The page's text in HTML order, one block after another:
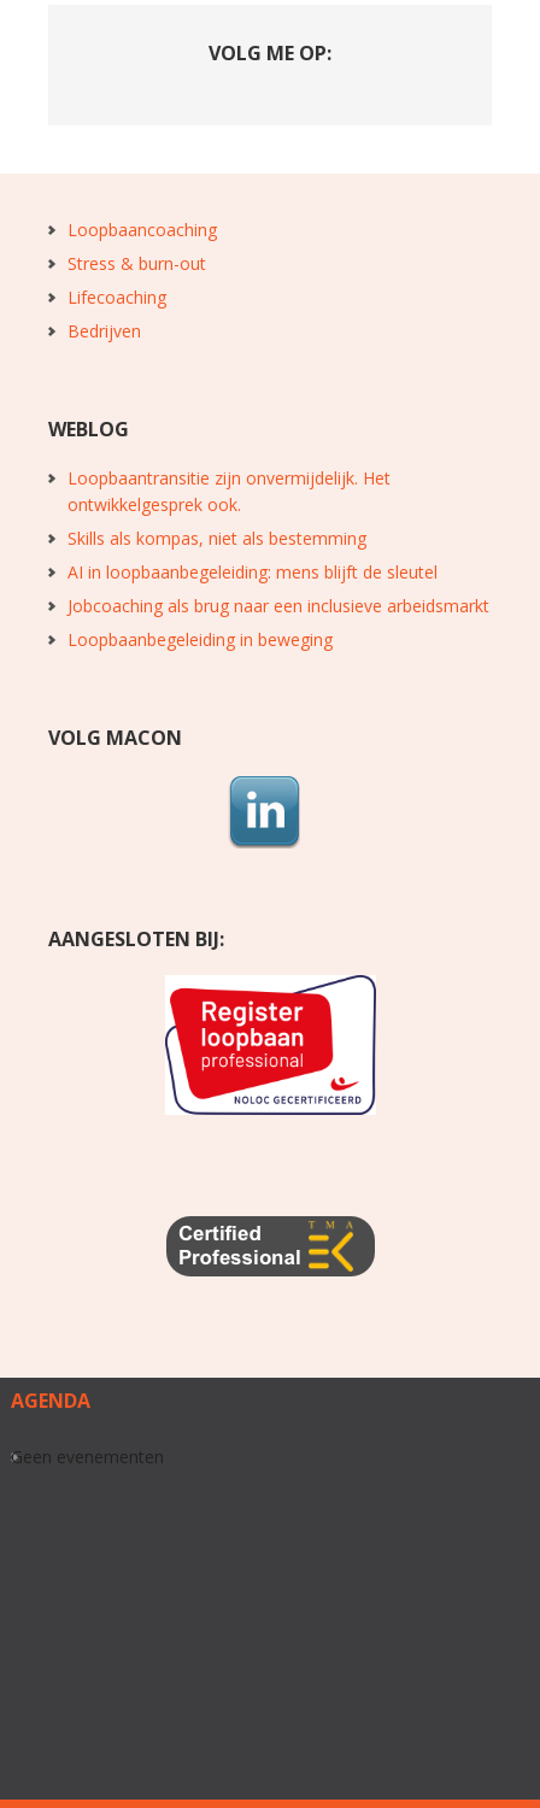
VOLG ME OP:
Loopbaancoaching
Stress & burn-out
Lifecoaching
Bedrijven
WEBLOG
Loopbaantransitie zijn onvermijdelijk. Het
ontwikkelgesprek ook.
Skills als kompas, niet als bestemming
AI in loopbaanbegeleiding: mens blijft de sleutel
Jobcoaching als brug naar een inclusieve arbeidsmarkt
Loopbaanbegeleiding in beweging
VOLG MACON
AANGESLOTEN BIJ:
AGENDA
Geen evenementen